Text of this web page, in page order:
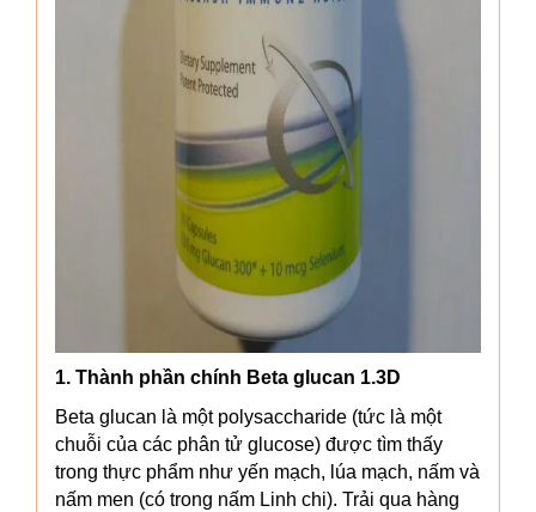
1. Thành phần chính Beta glucan 1.3D
Beta glucan là một polysaccharide (tức là một
chuỗi của các phân tử glucose) được tìm thấy
trong thực phẩm như yến mạch, lúa mạch, nấm và
nấm men (có trong nấm Linh chi). Trải qua hàng